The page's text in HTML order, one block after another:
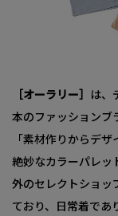
［オーラリー］
は、
本のファッションブ
「素材作りからデ
絶妙なカラーパレッ
外のセレクトショッ
ており、日常着であ